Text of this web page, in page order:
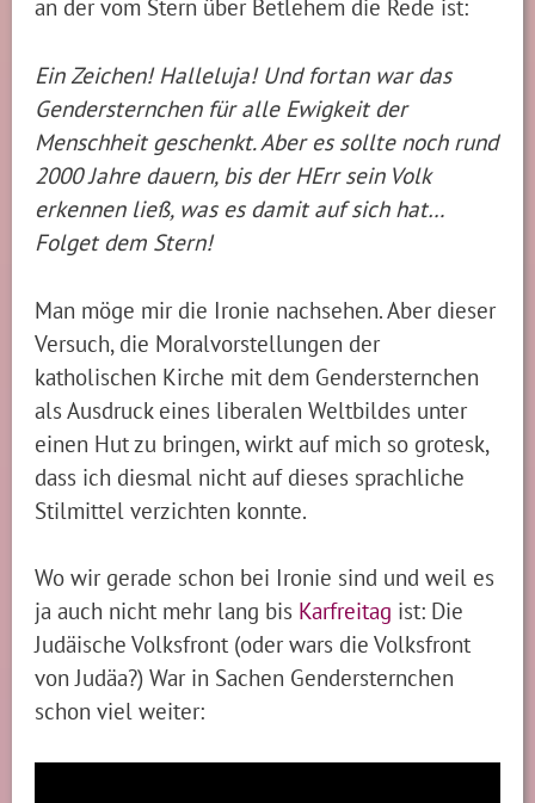
an der vom Stern über Betlehem die Rede ist:
Ein Zeichen! Halleluja! Und fortan war das
Gendersternchen für alle Ewigkeit der
Menschheit geschenkt. Aber es sollte noch rund
2000 Jahre dauern, bis der HErr sein Volk
erkennen ließ, was es damit auf sich hat…
Folget dem Stern!
Man möge mir die Ironie nachsehen. Aber dieser
Versuch, die Moralvorstellungen der
katholischen Kirche mit dem Gendersternchen
als Ausdruck eines liberalen Weltbildes unter
einen Hut zu bringen, wirkt auf mich so grotesk,
dass ich diesmal nicht auf dieses sprachliche
Stilmittel verzichten konnte.
Wo wir gerade schon bei Ironie sind und weil es
ja auch nicht mehr lang bis Karfreitag ist: Die
Judäische Volksfront (oder wars die Volksfront
von Judäa?) War in Sachen Gendersternchen
schon viel weiter: